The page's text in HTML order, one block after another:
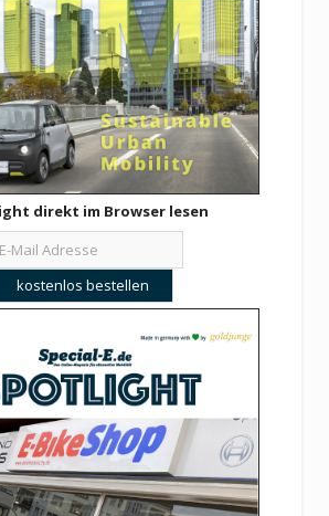
direkt im Browser lesen